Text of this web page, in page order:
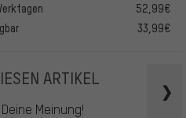
52,99€
33,99€
ARTIKEL
Meinung!